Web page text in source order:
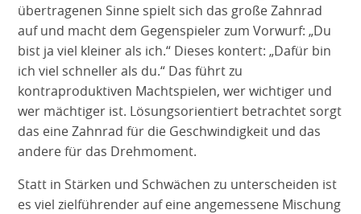
übertragenen Sinne spielt sich das große Zahnrad
auf und macht dem Gegenspieler zum Vorwurf: „Du
bist ja viel kleiner als ich.“ Dieses kontert: „Dafür bin
ich viel schneller als du.“ Das führt zu
kontraproduktiven Machtspielen, wer wichtiger und
wer mächtiger ist. Lösungsorientiert betrachtet sorgt
das eine Zahnrad für die Geschwindigkeit und das
andere für das Drehmoment.
Statt in Stärken und Schwächen zu unterscheiden ist
es viel zielführender auf eine angemessene Mischung